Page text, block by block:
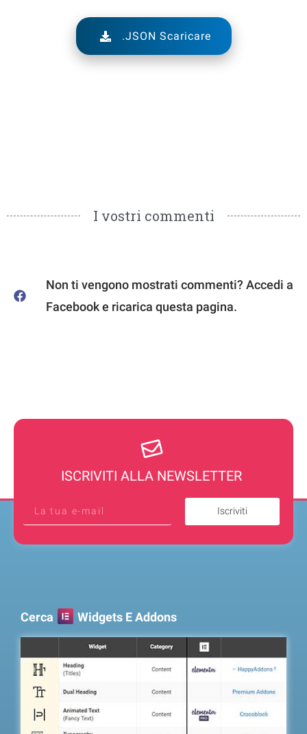
.JSON Scaricare
I vostri commenti
Non ti vengono mostrati commenti? Accedi a
Facebook e ricarica questa pagina.
ISCRIVITI ALLA NEWSLETTER
Iscriviti
Cerca Widgets E Addons